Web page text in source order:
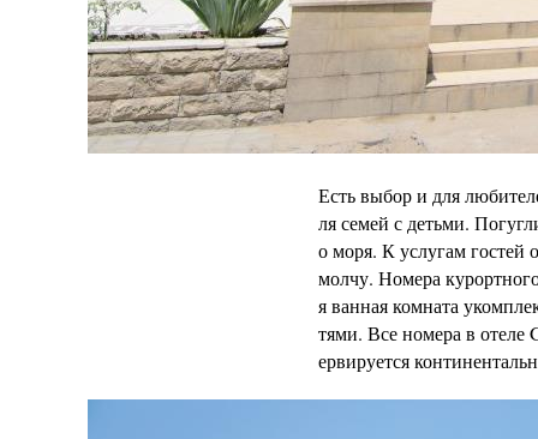
Есть выбор и для
ля семей с детьми.
о моря. К услугам гостей
молчу. Номера
я ванная комната
тями. Все номера в
ервируется